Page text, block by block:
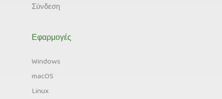
Σύνδεση
Εφαρμογές
Windows
macOS
Linux